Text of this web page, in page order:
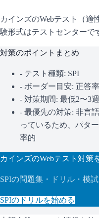
カインズのWebテスト（適
験形式はテストセンターで
対策のポイントまとめ
- テスト種類: SPI
- ボーダー目安: 正答
- 対策期間: 最低2〜3
- 最優先の対策: 非言
っているため、パタ
率的
カインズのWebテスト対策
SPIの問題集・ドリル・模
SPIのドリルを始める